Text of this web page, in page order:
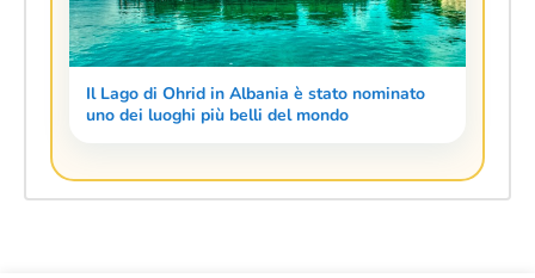
Il Lago di Ohrid in Albania è stato nominato
uno dei luoghi più belli del mondo